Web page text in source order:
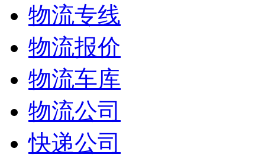
物流专线
物流报价
物流车库
物流公司
快递公司